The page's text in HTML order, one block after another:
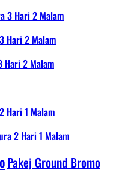
Hari 2 Malam
Hari 2 Malam
Hari 1 Malam
2 Hari 1 Malam
Pakej Ground Bromo